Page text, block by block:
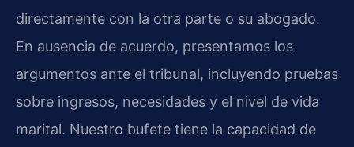
directamente con la otra parte o su abogado.
En ausencia de acuerdo, presentamos los
argumentos ante el tribunal, incluyendo pruebas
sobre ingresos, necesidades y el nivel de vida
marital. Nuestro bufete tiene la capacidad de